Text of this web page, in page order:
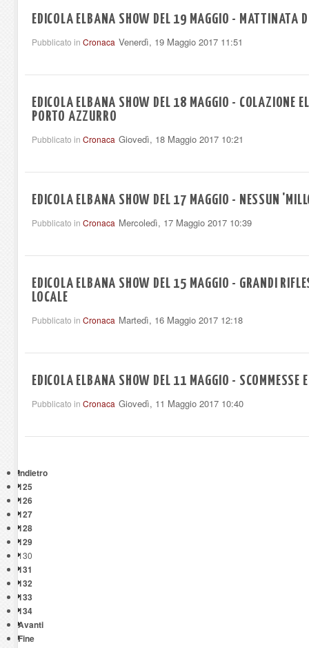
EDICOLA ELBANA SHOW DEL 19 MAGGIO - MATTINATA
Pubblicato in Cronaca Venerdì, 19 Maggio 2017 11:51
EDICOLA ELBANA SHOW DEL 18 MAGGIO - COLAZIONE
PORTO AZZURRO
Pubblicato in Cronaca Giovedì, 18 Maggio 2017 10:21
EDICOLA ELBANA SHOW DEL 17 MAGGIO - NESSUN
Pubblicato in Cronaca Mercoledì, 17 Maggio 2017 10:39
EDICOLA ELBANA SHOW DEL 15 MAGGIO - GRANDI
LOCALE
Pubblicato in Cronaca Martedì, 16 Maggio 2017 12:18
EDICOLA ELBANA SHOW DEL 11 MAGGIO - SCOMMESSE
Pubblicato in Cronaca Giovedì, 11 Maggio 2017 10:40
Indietro
125
126
127
128
129
130
131
132
133
134
Avanti
Fine